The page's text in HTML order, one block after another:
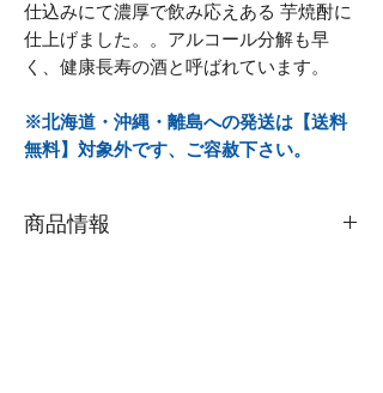
仕込みにて濃厚で飲み応えある 芋焼酎に
仕上げました。。アルコール分解も早
く、健康長寿の酒と呼ばれています。
※北海道・沖縄・離島への発送は【送料
無料】対象外です、ご容赦下さい。
商品情報